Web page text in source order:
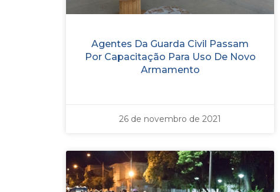
Agentes Da Guarda Civil Passam
Por Capacitação Para Uso De Novo
Armamento
26 de novembro de 2021